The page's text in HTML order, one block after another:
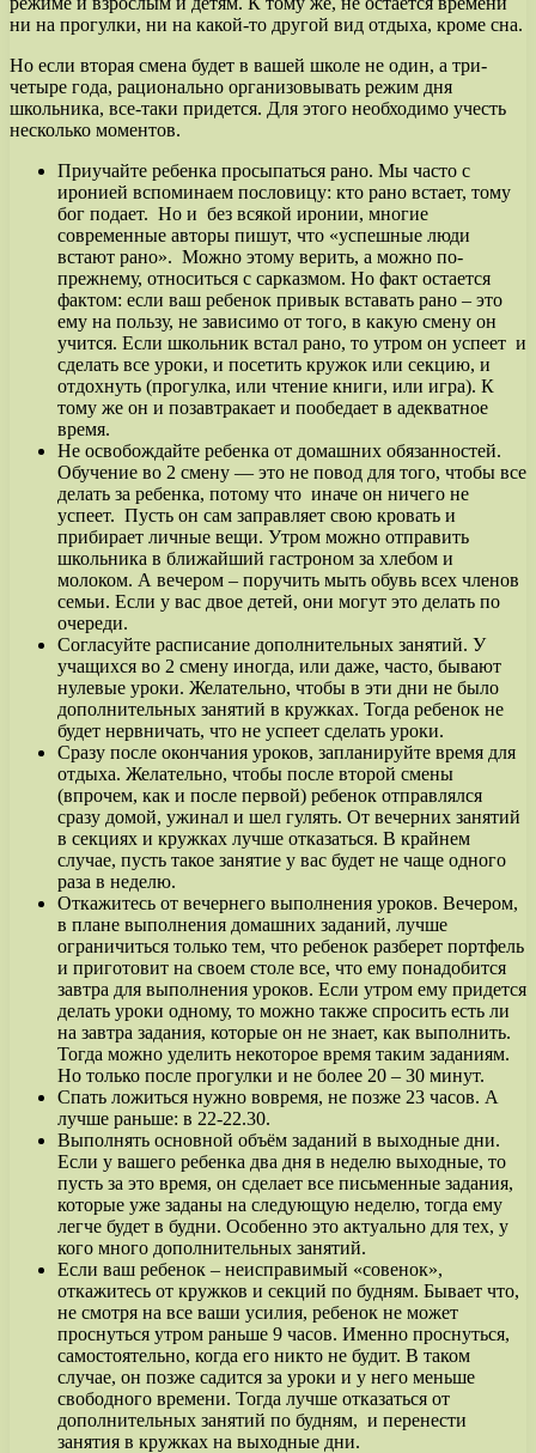
ни на прогулки, ни на какой-то другой вид отдыха, кроме сна.
Но если вторая смена будет в вашей школе не один, а три-
четыре года, рационально организовывать режим дня
школьника, все-таки придется. Для этого необходимо учесть
несколько моментов.
Приучайте ребенка просыпаться рано. Мы часто с
иронией вспоминаем пословицу: кто рано встает, тому
бог подает. Но и без всякой иронии, многие
современные авторы пишут, что «успешные люди
встают рано». Можно этому верить, а можно по-
прежнему, относиться с сарказмом. Но факт остается
фактом: если ваш ребенок привык вставать рано – это
ему на пользу, не зависимо от того, в какую смену он
учится. Если школьник встал рано, то утром он успеет и
сделать все уроки, и посетить кружок или секцию, и
отдохнуть (прогулка, или чтение книги, или игра). К
тому же он и позавтракает и пообедает в адекватное
время.
Не освобождайте ребенка от домашних обязанностей.
Обучение во 2 смену — это не повод для того, чтобы все
делать за ребенка, потому что иначе он ничего не
успеет. Пусть он сам заправляет свою кровать и
прибирает личные вещи. Утром можно отправить
школьника в ближайший гастроном за хлебом и
молоком. А вечером – поручить мыть обувь всех членов
семьи. Если у вас двое детей, они могут это делать по
очереди.
Согласуйте расписание дополнительных занятий. У
учащихся во 2 смену иногда, или даже, часто, бывают
нулевые уроки. Желательно, чтобы в эти дни не было
дополнительных занятий в кружках. Тогда ребенок не
будет нервничать, что не успеет сделать уроки.
Сразу после окончания уроков, запланируйте время для
отдыха. Желательно, чтобы после второй смены
(впрочем, как и после первой) ребенок отправлялся
сразу домой, ужинал и шел гулять. От вечерних занятий
в секциях и кружках лучше отказаться. В крайнем
случае, пусть такое занятие у вас будет не чаще одного
раза в неделю.
Откажитесь от вечернего выполнения уроков. Вечером,
в плане выполнения домашних заданий, лучше
ограничиться только тем, что ребенок разберет портфель
и приготовит на своем столе все, что ему понадобится
завтра для выполнения уроков. Если утром ему придется
делать уроки одному, то можно также спросить есть ли
на завтра задания, которые он не знает, как выполнить.
Тогда можно уделить некоторое время таким заданиям.
Но только после прогулки и не более 20 – 30 минут.
Спать ложиться нужно вовремя, не позже 23 часов. А
лучше раньше: в 22-22.30.
Выполнять основной объём заданий в выходные дни.
Если у вашего ребенка два дня в неделю выходные, то
пусть за это время, он сделает все письменные задания,
которые уже заданы на следующую неделю, тогда ему
легче будет в будни. Особенно это актуально для тех, у
кого много дополнительных занятий.
Если ваш ребенок – неисправимый «совенок»,
откажитесь от кружков и секций по будням. Бывает что,
не смотря на все ваши усилия, ребенок не может
проснуться утром раньше 9 часов. Именно проснуться,
самостоятельно, когда его никто не будит. В таком
случае, он позже садится за уроки и у него меньше
свободного времени. Тогда лучше отказаться от
дополнительных занятий по будням, и перенести
занятия в кружках на выходные дни.